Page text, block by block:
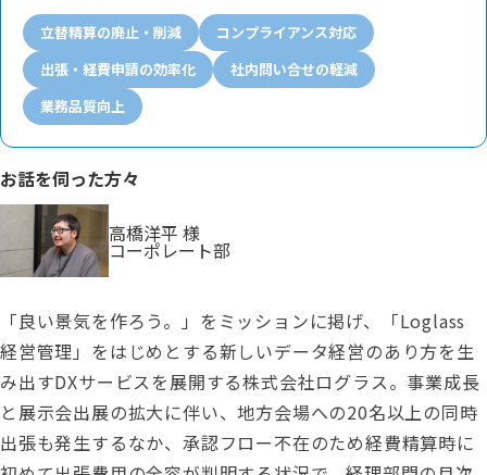
立替精算の廃止・削減
コンプライアンス対応
出張・経費申請の効率化
社内問い合せの軽減
業務品質向上
お話を伺った方々
高橋洋平 様
コーポレート部
「良い景気を作ろう。」をミッションに掲げ、「Loglass
経営管理」をはじめとする新しいデータ経営のあり方を生
み出すDXサービスを展開する株式会社ログラス。事業成長
と展示会出展の拡大に伴い、地方会場への20名以上の同時
出張も発生するなか、承認フロー不在のため経費精算時に